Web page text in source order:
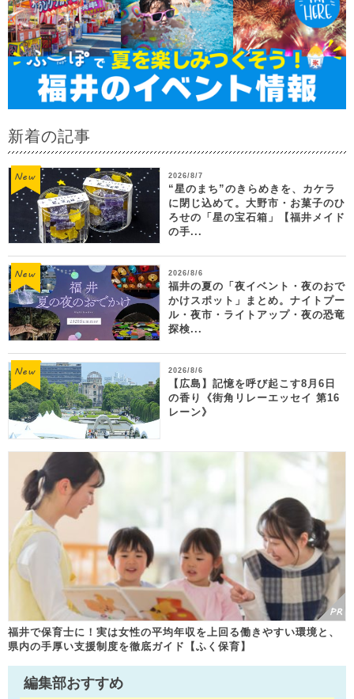
新着の記事
2026/8/7
“星のまち”のきらめきを、カケラ
に閉じ込めて。大野市・お菓子のひ
ろせの「星の宝石箱」【福井メイド
の手...
2026/8/6
福井の夏の「夜イベント・夜のおで
かけスポット」まとめ。ナイトプー
ル・夜市・ライトアップ・夜の恐竜
探検...
2026/8/6
【広島】記憶を呼び起こす8月6日
の香り《街角リレーエッセイ 第16
レーン》
福井で保育士に！実は女性の平均年収を上回る働きやすい環境と、
県内の手厚い支援制度を徹底ガイド【ふく保育】
編集部おすすめ